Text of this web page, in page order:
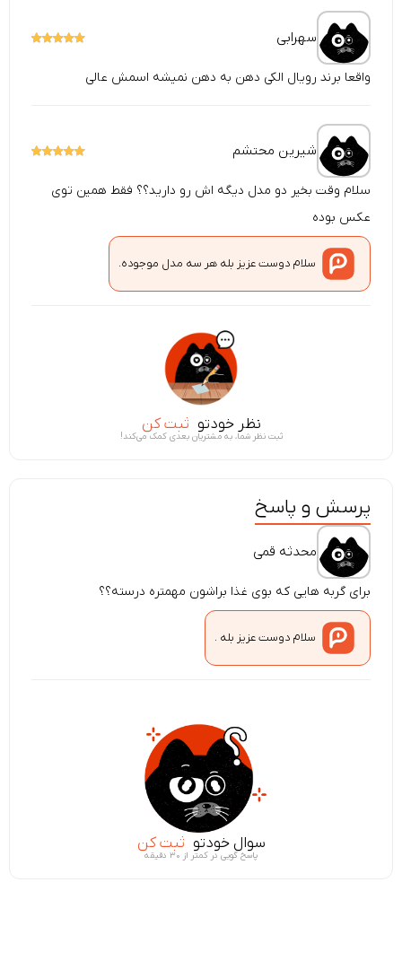
سهرابی
واقعا برند رویال الکی دهن به دهن نمیشه اسمش عالی
شیرین محتشم
سلام وقت بخیر دو مدل دیگه اش رو دارید؟؟ فقط همین توی
عکس بوده
سلام دوست عزیز بله هر سه مدل موجوده.
نظر خودتو ثبت کن
ثبت نظر شما، به مشتریان بعدی کمک می‌کند!
پرسش و پاسخ
محدثه قمی
برای گربه هایی که بوی غذا براشون مهمتره درسته؟؟
سلام دوست عزیز بله .
سوال خودتو ثبت کن
پاسخ گویی در کمتر از ۳۰ دقیقه